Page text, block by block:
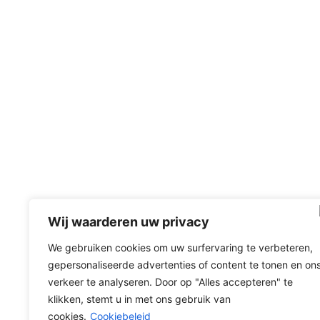
Wij waarderen uw privacy
We gebruiken cookies om uw surfervaring te verbeteren,
gepersonaliseerde advertenties of content te tonen en
verkeer te analyseren. Door op "Alles accepteren" te
klikken, stemt u in met ons gebruik van
cookies. Cookiebeleid